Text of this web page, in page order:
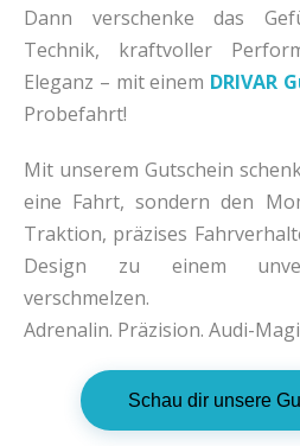
Dann verschenke das
Technik, kraftvoller
Eleganz – mit einem DRIVAR
Probefahrt!
Mit unserem Gutschein
eine Fahrt, sondern den
Traktion, präzises
Design zu einem
verschmelzen.
Adrenalin. Präzision. Audi-
Schau dir unsere